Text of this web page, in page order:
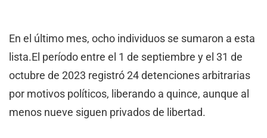
En el último mes, ocho individuos se sumaron a esta
lista.El período entre el 1 de septiembre y el 31 de
octubre de 2023 registró 24 detenciones arbitrarias
por motivos políticos, liberando a quince, aunque al
menos nueve siguen privados de libertad.